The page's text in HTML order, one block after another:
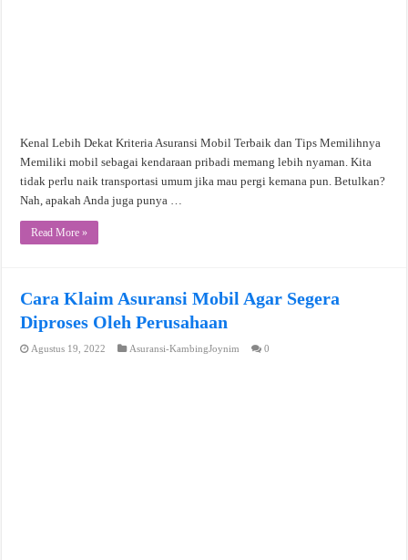
Kenal Lebih Dekat Kriteria Asuransi Mobil Terbaik dan Tips Memilihnya
Memiliki mobil sebagai kendaraan pribadi memang lebih nyaman. Kita
tidak perlu naik transportasi umum jika mau pergi kemana pun. Betulkan?
Nah, apakah Anda juga punya …
Read More »
Cara Klaim Asuransi Mobil Agar Segera
Diproses Oleh Perusahaan
Agustus 19, 2022 Asuransi-KambingJoynim 0